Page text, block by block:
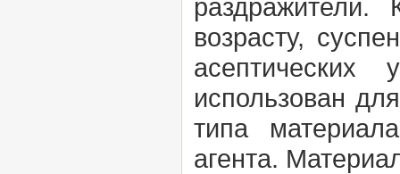
раздражители.
возрасту,
асептических
использован
типа
агента.